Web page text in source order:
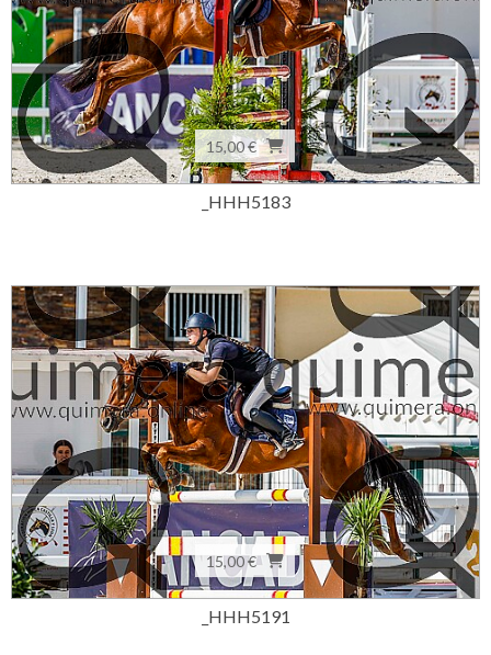
15,00 €
_HHH5183
15,00 €
_HHH5191